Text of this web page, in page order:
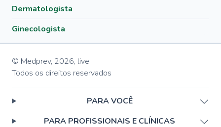
Dermatologista
Ginecologista
© Medprev, 2026, live
Todos os direitos reservados
PARA VOCÊ
PARA PROFISSIONAIS E CLÍNICAS